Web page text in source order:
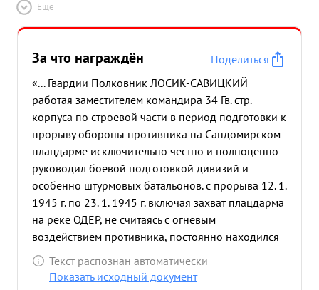
Ещё
За что награждён
Поделиться
«... Гвардии Полковник ЛОСИК-САВИЦКИЙ
работая заместителем командира 34 Гв. стр.
корпуса по строевой части в период подготовки к
прорыву обороны противника на Сандомирском
плацдарме исключительно честно и полноценно
руководил боевой подготовкой дивизий и
особенно штурмовых батальонов. с прорыва 12. 1.
1945 г. по 23. 1. 1945 г. включая захват плацдарма
на реке ОДЕР, не считаясь с огневым
воздействием противника, постоянно находился
на ПНП, на наиболее ответственных
направлениях, координируя действия частей.
Текст распознан автоматически
Показать исходный документ